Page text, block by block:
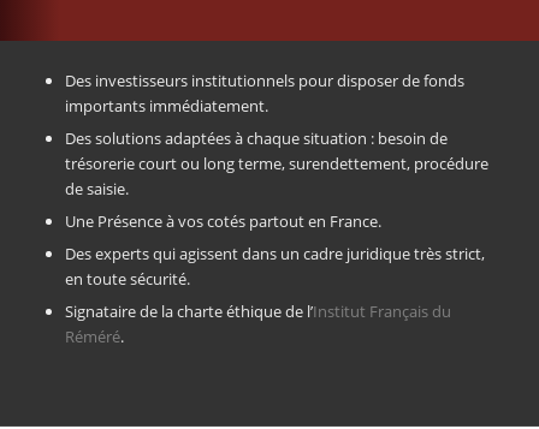
Des investisseurs institutionnels pour disposer de fonds
importants immédiatement.
Des solutions adaptées à chaque situation : besoin de
trésorerie court ou long terme, surendettement, procédure
de saisie.
Une Présence à vos cotés partout en France.
Des experts qui agissent dans un cadre juridique très strict,
en toute sécurité.
Signataire de la charte éthique de l’Institut Français du
Réméré.